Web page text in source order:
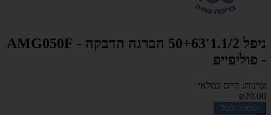
ניפל 1.1/2'50+63 הברגה הדבקה - AMG050F
- פוליפייפ
זמינות: קיים במלאי
₪20.00
הוספה לסל